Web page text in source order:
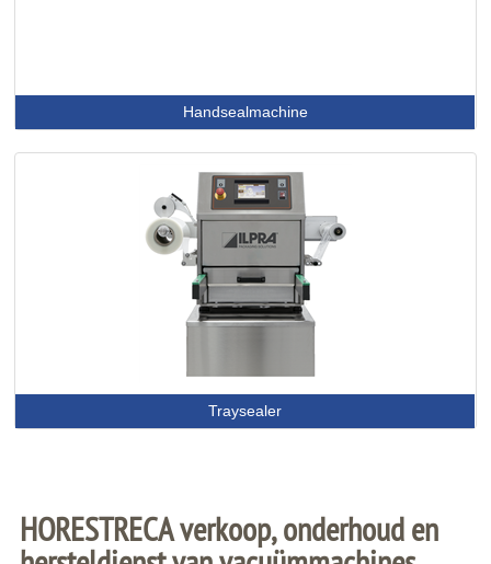
Handsealmachine
Traysealer
HORESTRECA verkoop, onderhoud en